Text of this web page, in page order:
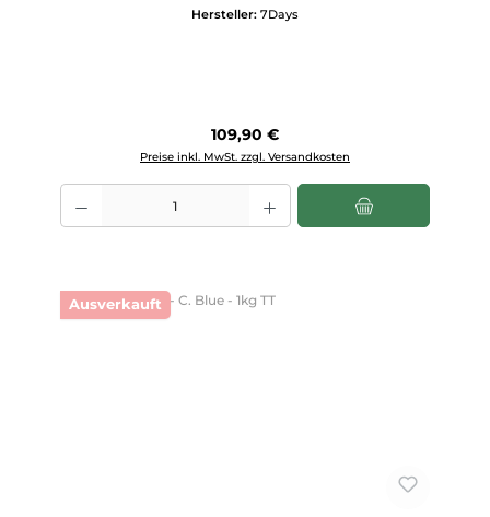
Hersteller: 7Days
Regulärer Preis:
109,90 €
Preise inkl. MwSt. zzgl. Versandkosten
Produkt Anzahl: Gib den gewünschten Wert ein oder benutze die
Ausverkauft